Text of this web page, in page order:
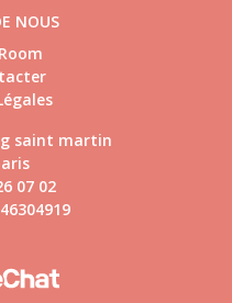
NOUS
saint martin
07 02